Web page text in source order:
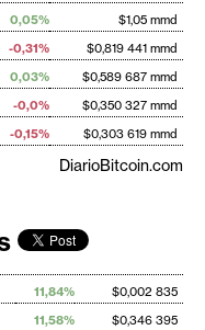
0,05%
$1,05 mmd
-0,31%
$0,819 441 mmd
0,03%
$0,589 687 mmd
-0,0%
$0,350 327 mmd
-0,15% $0,303 619 mmd
DiarioBitcoin.com
11,84%
$0,002 835
11,58%
$0,346 395